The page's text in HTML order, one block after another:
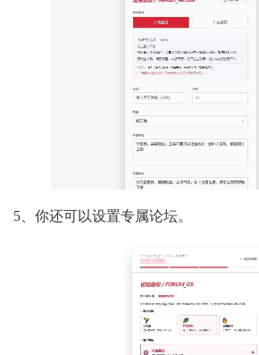
5、你还可以设置专属论坛。